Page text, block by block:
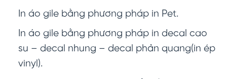
In áo gile bằng phương pháp in Pet.
In áo gile bằng phương pháp in decal cao
su – decal nhung – decal phản quang(in ép
vinyl).